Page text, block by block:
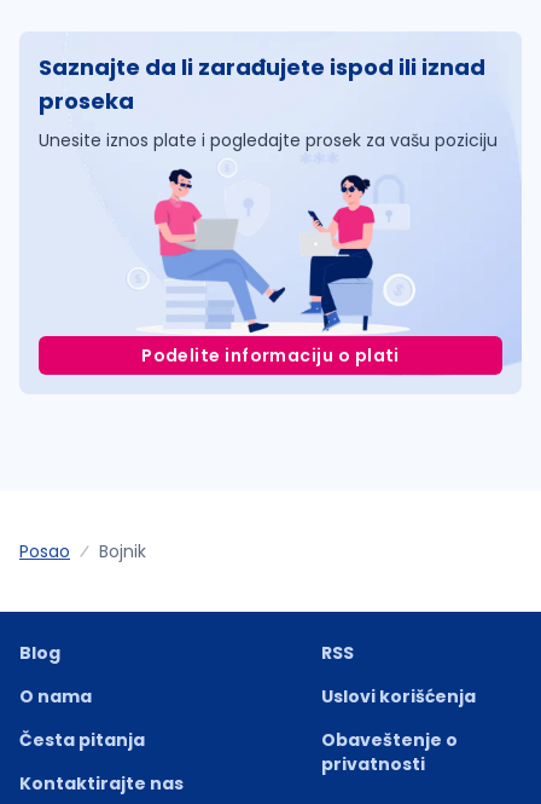
Saznajte da li zarađujete ispod ili iznad
proseka
Unesite iznos plate i pogledajte prosek za vašu poziciju
Podelite informaciju o plati
Posao Bojnik
Blog
O nama
Česta pitanja
Kontaktirajte nas
RSS
Uslovi korišćenja
Obaveštenje o
privatnosti